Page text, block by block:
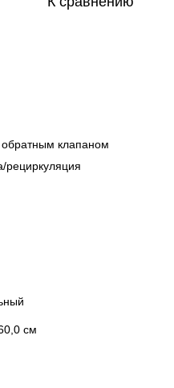
клапаном
рециркуляция
см